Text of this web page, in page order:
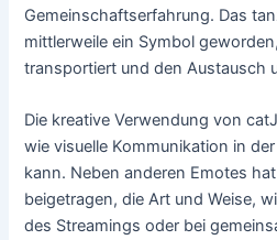
Gemeinschaftserfahrung. Das
mittlerweile ein Symbol
transportiert und den Austausch
Die kreative Verwendung von
wie visuelle Kommunikation in
kann. Neben anderen Emotes
beigetragen, die Art und Weise,
des Streamings oder bei